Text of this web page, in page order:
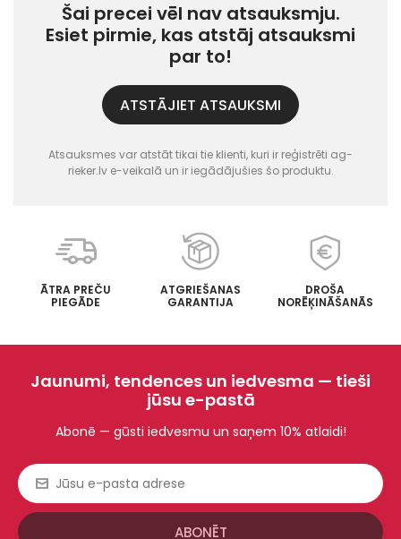
Šai precei vēl nav atsauksmju.
Esiet pirmie, kas atstāj atsauksmi
par to!
ATSTĀJIET ATSAUKSMI
Atsauksmes var atstāt tikai tie klienti, kuri ir reģistrēti ag-
rieker.lv e-veikalā un ir iegādājušies šo produktu.
ĀTRA PREČU
PIEGĀDE
ATGRIEŠANAS
GARANTIJA
DROŠA
NORĒĶINĀŠANĀS
Jaunumi, tendences un iedvesma — tieši
jūsu e-pastā
Abonē — gūsti iedvesmu un saņem 10% atlaidi!